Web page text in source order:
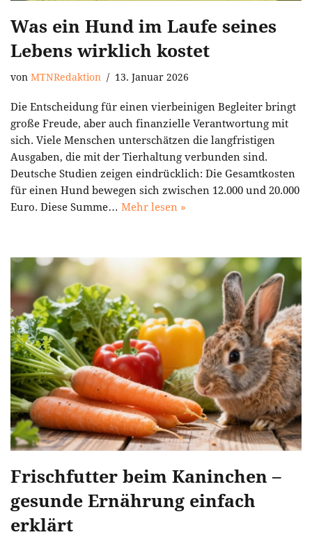
Was ein Hund im Laufe seines
Lebens wirklich kostet
von MTNRedaktion 13. Januar 2026
Die Entscheidung für einen vierbeinigen Begleiter bringt
große Freude, aber auch finanzielle Verantwortung mit
sich. Viele Menschen unterschätzen die langfristigen
Ausgaben, die mit der Tierhaltung verbunden sind.
Deutsche Studien zeigen eindrücklich: Die Gesamtkosten
für einen Hund bewegen sich zwischen 12.000 und 20.000
Euro. Diese Summe… Mehr lesen »
Frischfutter beim Kaninchen –
gesunde Ernährung einfach
erklärt